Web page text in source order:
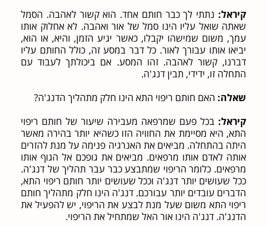
קיראל:נתתי לך כבר חותם אחד. הוא קשור לאהבה. הסמל
שאתה שואל עליו הינו סמל של אור ואהבה. לא אחלוק אותו
עמך, משום שמישהו יקבלו, כאשר יגיע הזמן, והיא, או הוא,
יביאו אותו עבורך לאור. כל דבר במסע זה, כולל החותם עליו
דברנו, קשור לאהבה. זהו המסע. אם ביכולתך לעבוד עם
התחלה זו, ידידי, תבין דנג'ה.
שאלה:האם חותם ריפוי התא הינו חלק מתהליך הדנג'ה?
קיראל:בכל פעם שמרפאה מעבירה שיעור של חותם ריפוי
התא, היא מסיימת את החוויה הזו כשהיא יותר בהירה מאשר
היתה בהתחלה. מביאים את האנרגיה פנימה על מנת להזרים
אותה לאדם אותו מרפאים. מביאים את גופכם אל הגוף אותו
מרפאים. כלומר הריפוי שמתבצע כבר עבר תהליך של דנג'ה.
ככל שעושים יותר דנג'ה וככל שעושים יותר חותם ריפוי התא,
הדברים עובדים יותר עבורכם. דנג'ה הינו חלק מתהליך חותם
ריפוי התא משום שעל מנת לבצע את הריפוי, יש להפעיל את
הדנג'ה. דנג'ה הינו אור האל שמתחיל את הריפוי.